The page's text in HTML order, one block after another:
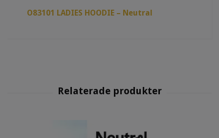
O83101 LADIES HOODIE – Neutral